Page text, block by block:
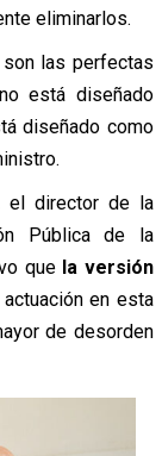
eliminarlos.
son las perfectas
está diseñado
diseñado como
el director de la
Pública de la
quela versión
en esta
de desorden